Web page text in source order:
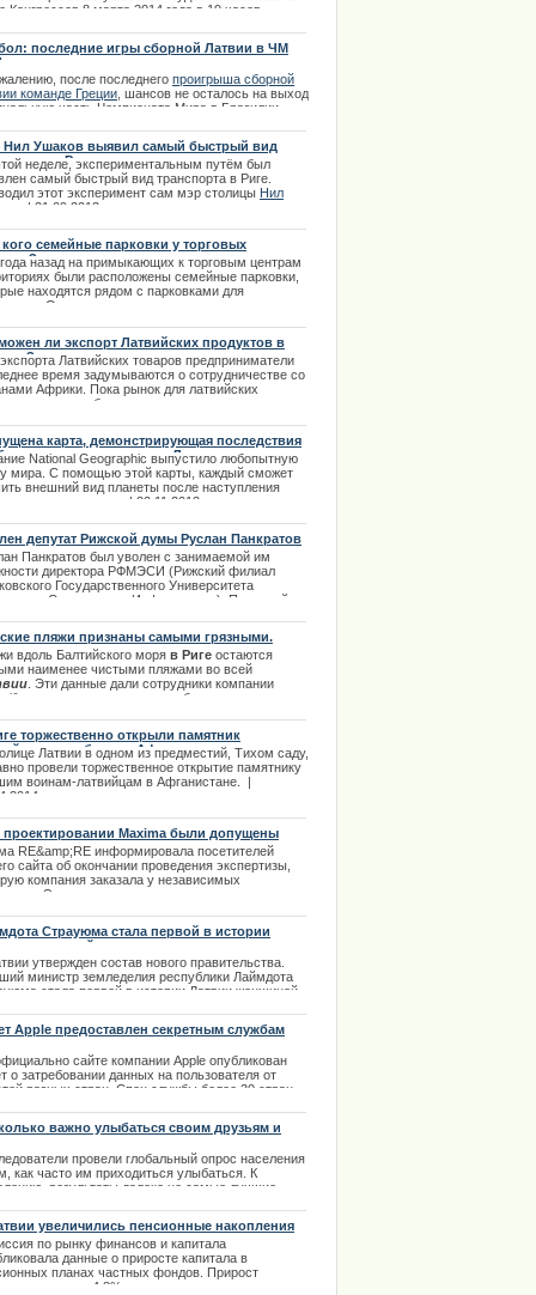
Конгрессов 8 марта 2014 года в 19 часов.
в своих кассах.
последние игры сборной Латвии в ЧМ
после последнего проигрыша сборной
команде Греции , шансов не осталось на выход
часть Чемпионата Мира в Бразилии
с точки зрения турнирной таблицы.
Нил Ушаков выявил самый быстрый вид
в Риге
неделе, экспериментальным путём был
самый быстрый вид транспорта в Риге.
этот эксперимент сам мэр столицы Нил
. | 21.09.2013
семейные парковки у торговых
назад на примыкающих к торговым центрам
были расположены семейные парковки,
находятся рядом с парковками для
Однако, на них все чаще можно встретить
ли экспорт Латвийских продуктов в
Латвийских товаров предприниматели
время задумываются о сотрудничестве со
Африки. Пока рынок для латвийских
в подобных странах открыт и у них есть
в Африке. | 01.01.2013
карта, демонстрирующая последствия
потепления для Латвии и всего
National Geographic выпустило любопытную
мира. С помощью этой карты, каждый сможет
внешний вид планеты после наступления
потепления. | 22.11.2013
депутат Рижской думы Руслан Панкратов
Панкратов был уволен с занимаемой им
директора РФМЭСИ (Рижский филиал
Государственного Университета
Статистики и Информатики). Причиной
пляжи признаны самыми грязными.
вдоль Балтийского моря в Риге остаются
наименее чистыми пляжами во всей
. Эти данные дали сотрудники компании
jūra, именно они изучали и обследовали все
не утешительными. | 07.08.2013
торжественно открыли памятник
погибшим в Афганистане
Латвии в одном из предместий, Тихом саду,
провели торжественное открытие памятнику
воинам-латвийцам в Афганистане. |
Maxima были допущены
RE&amp;RE информировала посетителей
сайта об окончании проведения экспертизы,
компания заказала у независимых
Экспертизу проекта строительства
сертифицированные строительные инженеры
Грасманис, Валерий Васильев и Дидзис
Страуюма стала первой в истории
женщиной-премьером
утвержден состав нового правительства.
министр земледелия республики Лаймдота
стала первой в истории Латвии женщиной-
различия не имеют никакого значения.
министр Латвии заметила, что не думает об
Apple предоставлен секретным службам
сайте компании Apple опубликован
о затребовании данных на пользователя от
разных стран. Спец службы более 30 стран
Самое большое количество запросов
от секретных служб США. Точное число
важно улыбаться своим друзьям и
провели глобальный опрос населения
как часто им приходиться улыбаться. К
результаты далеко не самые лучшие.
увеличились пенсионные накопления
по рынку финансов и капитала
данные о приросте капитала в
планах частных фондов. Прирост
вырос на 4,8%.